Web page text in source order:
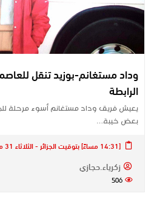
وداد مستغانم-بوزيد تنقل
الرابطة
يعيش فريق وداد مستغانم أسوء مرحلة
بعض خيبة…
[14:31 مساءً] بتوقيت الجزائر - الثلاثاء 31 مايو 2022
زكرياء.حجازي
506